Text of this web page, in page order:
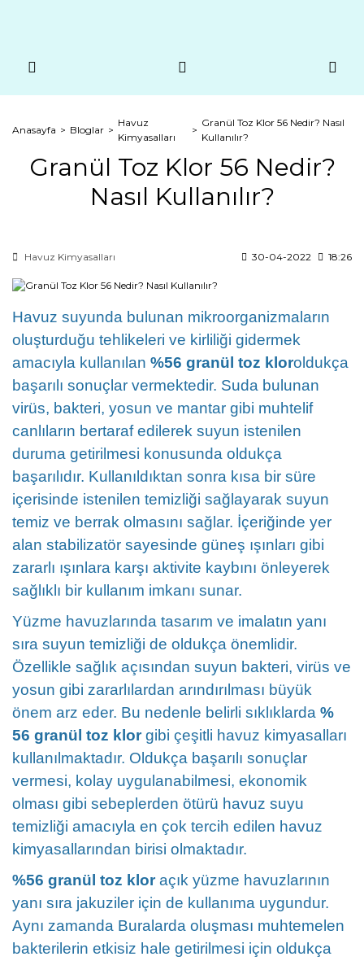
Anasayfa Bloglar
Havuz
Kimyasalları
Granül Toz Klor 56 Nedir? Nasıl
Kullanılır?
Granül Toz Klor 56 Nedir?
Nasıl Kullanılır?
Havuz Kimyasalları 30-04-2022 18:26
Havuz suyunda bulunan mikroorganizmaların
oluşturduğu tehlikeleri ve kirliliği gidermek
amacıyla kullanılan %56 granül toz kloroldukça
başarılı sonuçlar vermektedir. Suda bulunan
virüs, bakteri, yosun ve mantar gibi muhtelif
canlıların bertaraf edilerek suyun istenilen
duruma getirilmesi konusunda oldukça
başarılıdır. Kullanıldıktan sonra kısa bir süre
içerisinde istenilen temizliği sağlayarak suyun
temiz ve berrak olmasını sağlar. İçeriğinde yer
alan stabilizatör sayesinde güneş ışınları gibi
zararlı ışınlara karşı aktivite kaybını önleyerek
sağlıklı bir kullanım imkanı sunar.
Yüzme havuzlarında tasarım ve imalatın yanı
sıra suyun temizliği de oldukça önemlidir.
Özellikle sağlık açısından suyun bakteri, virüs ve
yosun gibi zararlılardan arındırılması büyük
önem arz eder. Bu nedenle belirli sıklıklarda %
56 granül toz klor gibi çeşitli havuz kimyasalları
kullanılmaktadır. Oldukça başarılı sonuçlar
vermesi, kolay uygulanabilmesi, ekonomik
olması gibi sebeplerden ötürü havuz suyu
temizliği amacıyla en çok tercih edilen havuz
kimyasallarından birisi olmaktadır.
%56 granül toz kloraçık yüzme havuzlarının
yanı sıra jakuziler için de kullanıma uygundur.
Aynı zamanda Buralarda oluşması muhtemelen
bakterilerin etkisiz hale getirilmesi için oldukça